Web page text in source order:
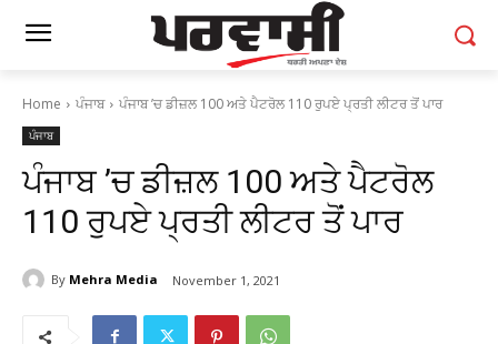
Home ਪੰਜਾਬ ਪੰਜਾਬ ’ਚ ਡੀਜ਼ਲ 100 ਅਤੇ ਪੈਟਰੋਲ 110 ਰੁਪਏ ਪ੍ਰਤੀ ਲੀਟਰ ਤੋਂ ਪਾਰ
ਪੰਜਾਬ
ਪੰਜਾਬ ’ਚ ਡੀਜ਼ਲ 100 ਅਤੇ ਪੈਟਰੋਲ
110 ਰੁਪਏ ਪ੍ਰਤੀ ਲੀਟਰ ਤੋਂ ਪਾਰ
By Mehra Media November 1, 2021